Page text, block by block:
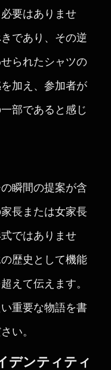
要はありませ
であり、その逆
られたシャツの
加え、参加者が
部であると感じ
瞬間の提案が含
長または女家長
ではありませ
歴史として機能
えて伝えます。
重要な物語を書
い。
デンティティ